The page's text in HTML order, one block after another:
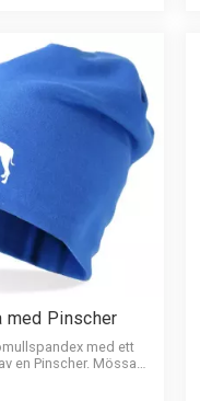
med Pinscher
med ett
en Pinscher. Mössan